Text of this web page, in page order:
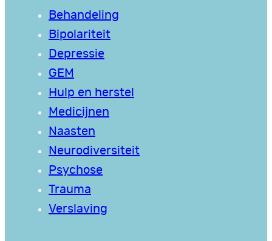
Behandeling
Bipolariteit
Depressie
GEM
Hulp en herstel
Medicijnen
Naasten
Neurodiversiteit
Psychose
Trauma
Verslaving